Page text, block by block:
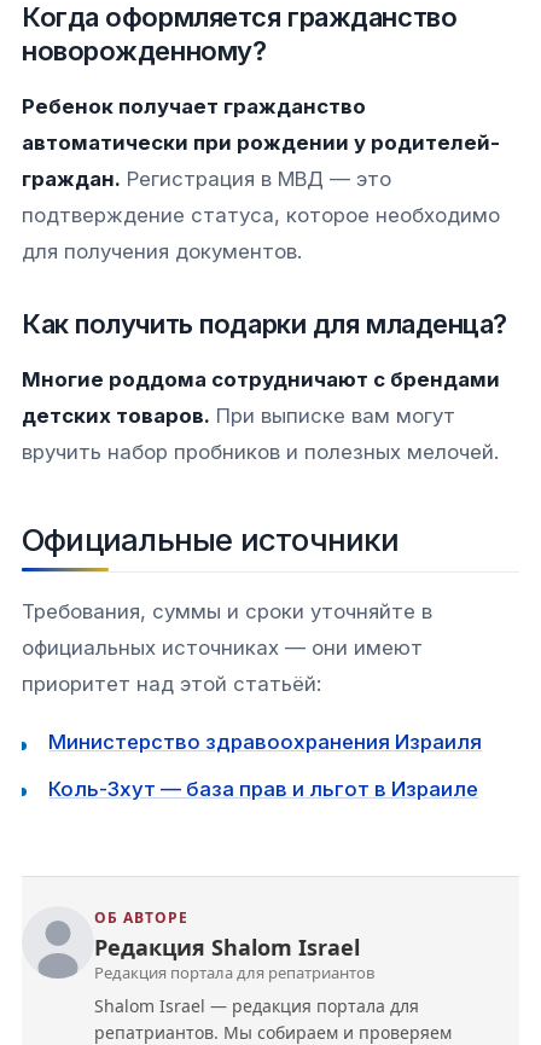
Когда оформляется гражданство
новорожденному?
Ребенок получает гражданство
автоматически при рождении у родителей-
граждан. Регистрация в МВД — это
подтверждение статуса, которое необходимо
для получения документов.
Как получить подарки для младенца?
Многие роддома сотрудничают с брендами
детских товаров. При выписке вам могут
вручить набор пробников и полезных мелочей.
Официальные источники
Требования, суммы и сроки уточняйте в
официальных источниках — они имеют
приоритет над этой статьёй:
Министерство здравоохранения Израиля
Коль-Зхут — база прав и льгот в Израиле
ОБ АВТОРЕ
Редакция Shalom Israel
Редакция портала для репатриантов
Shalom Israel — редакция портала для
репатриантов. Мы собираем и проверяем